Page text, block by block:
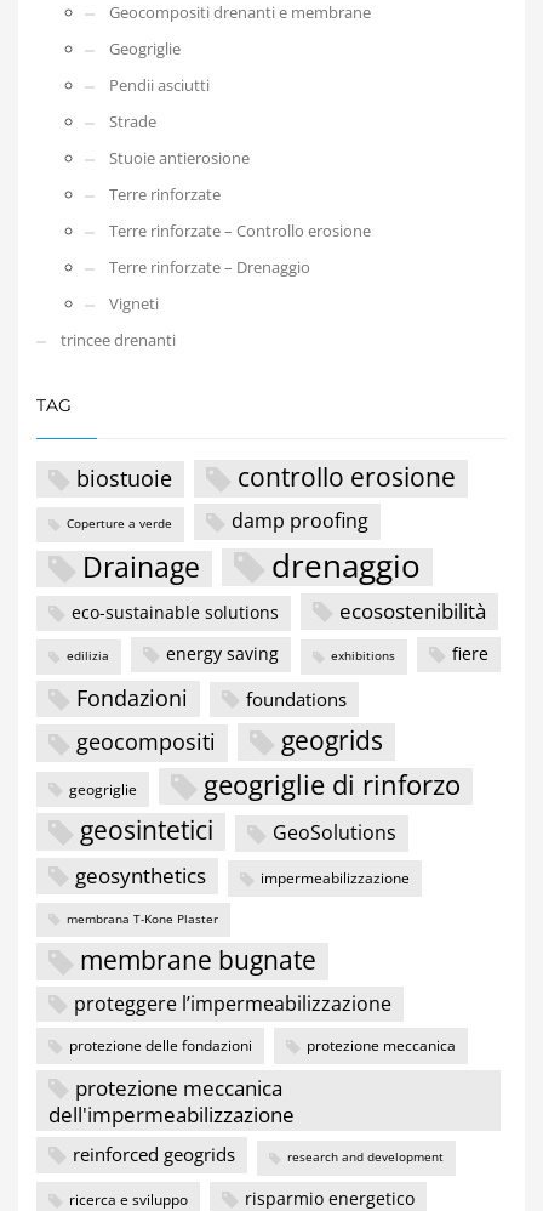
Geocompositi drenanti e membrane
Geogriglie
Pendii asciutti
Strade
Stuoie antierosione
Terre rinforzate
Terre rinforzate – Controllo erosione
Terre rinforzate – Drenaggio
Vigneti
trincee drenanti
TAG
biostuoie controllo erosione
Coperture a verde damp proofing
Drainage drenaggio
eco-sustainable solutions ecosostenibilità
edilizia energy saving exhibitions fiere
Fondazioni foundations
geocompositi geogrids
geogriglie geogriglie di rinforzo
geosintetici GeoSolutions
geosynthetics impermeabilizzazione
membrana T-Kone Plaster
membrane bugnate
proteggere l’impermeabilizzazione
protezione delle fondazioni protezione meccanica
protezione meccanica
dell'impermeabilizzazione
reinforced geogrids research and development
ricerca e sviluppo risparmio energetico